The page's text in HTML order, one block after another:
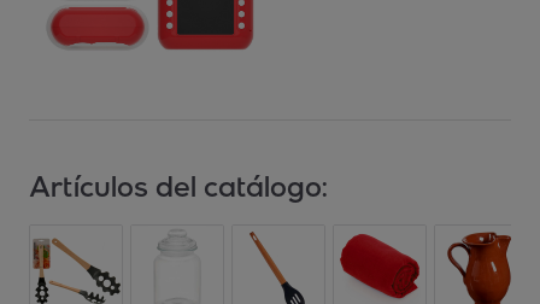
Artículos del catálogo: